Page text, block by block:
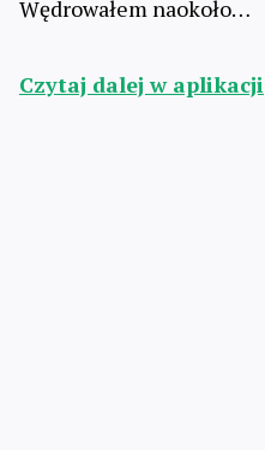
Wędrowałem naokoło…
Czytaj dalej w aplikacji